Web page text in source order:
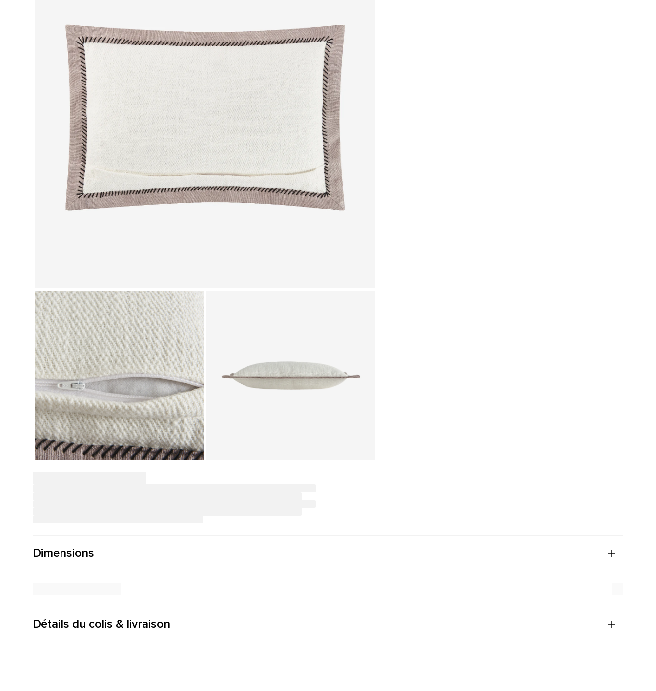
Dimensions
Détails du colis & livraison